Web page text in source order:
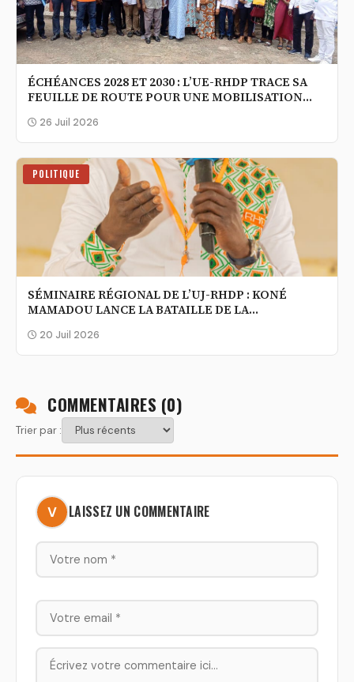
ÉCHÉANCES 2028 ET 2030 : L’UE-RHDP TRACE SA
FEUILLE DE ROUTE POUR UNE MOBILISATION
26 Juil 2026
POLITIQUE
SÉMINAIRE RÉGIONAL DE L’UJ-RHDP : KONÉ
MAMADOU LANCE LA BATAILLE DE LA
20 Juil 2026
COMMENTAIRES (0)
Trier par :
LAISSEZ UN COMMENTAIRE